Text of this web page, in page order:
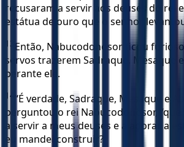
recusaram a servir aos deuses do rei e
estátua de ouro que o senhor
13 Então, Nabucodonosor ficou
servos trazerem Sadraque, Mesaque
perante ele.
14 “É verdade, Sadraque, Mesaque e
perguntou o rei Nabucodonosor, “que
a servir a meus deuses e a adorar a
eu mandei construir?